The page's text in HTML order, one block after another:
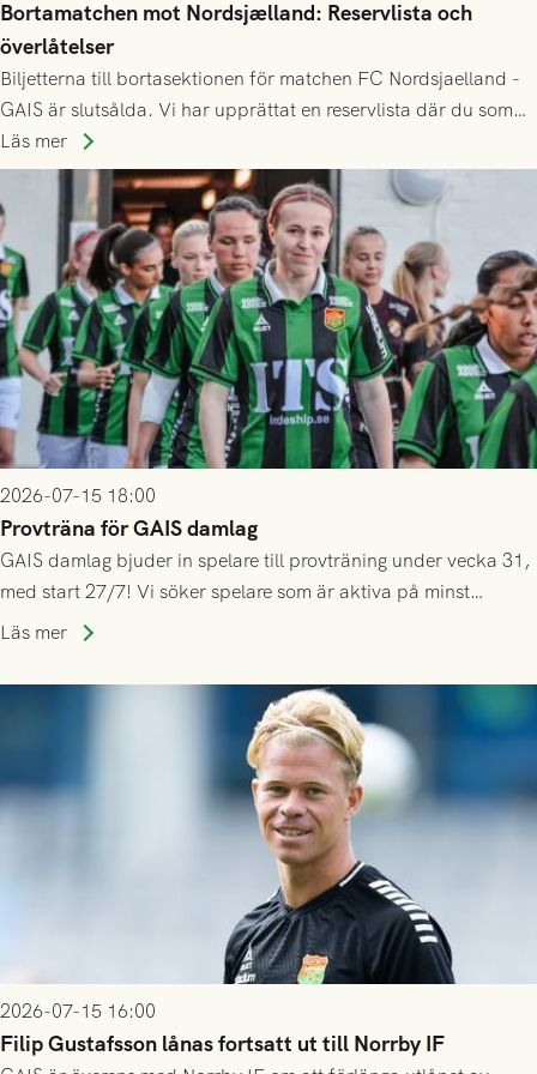
Bortamatchen mot Nordsjælland: Reservlista och
överlåtelser
Biljetterna till bortasektionen för matchen FC Nordsjaelland -
GAIS är slutsålda. Vi har upprättat en reservlista där du som
ännu inte har någon biljett kan anmäla ditt intresse. Du kan
inte själv överlåta din biljett till någon annan.
Läs mer
2026-07-15 18:00
Provträna för GAIS damlag
GAIS damlag bjuder in spelare till provträning under vecka 31,
med start 27/7! Vi söker spelare som är aktiva på minst
division 3-nivå.
Läs mer
2026-07-15 16:00
Filip Gustafsson lånas fortsatt ut till Norrby IF